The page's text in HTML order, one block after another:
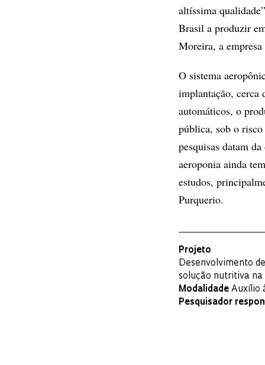
altíssima
Brasil a produzir
Moreira, a
O sistema
implantação, cerca
automáticos, o
pública, sob o
pesquisas datam
aeroponia ainda
estudos,
Purquerio.
Projeto
Desenvolvimento
solução nutritiva
Modalidade Auxílio
Pesquisador